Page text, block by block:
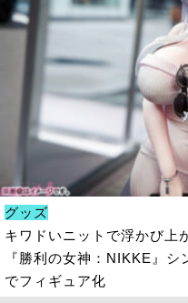
グッズ
キワドいニットで浮かび上
『勝利の女神：NIKKE』
でフィギュア化